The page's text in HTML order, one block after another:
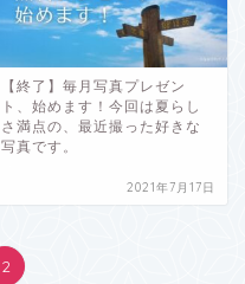
【終了】毎月写真プレゼン
ト、始めます！今回は夏らし
さ満点の、最近撮った好きな
写真です。
2021年7月17日
2